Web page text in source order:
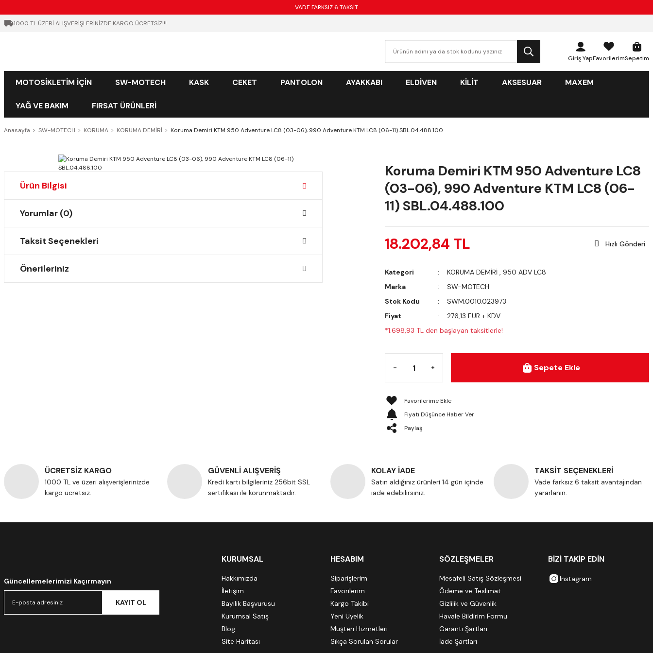
VADE FARKSIZ 6 TAKSİT
1000 TL ÜZERİ ALIŞVERİŞLERİNİZDE KARGO ÜCRETSİZ!!!
Giriş YapFavorilerimSepetim
MOTOSİKLETİM İÇİN SW-MOTECH KASK CEKET PANTOLON AYAKKABI ELDİVEN KİLİT AKSESUAR MAXEM
YAĞ VE BAKIM FIRSAT ÜRÜNLERİ
Anasayfa SW-MOTECH KORUMA KORUMA DEMİRİ Koruma Demiri KTM 950 Adventure LC8 (03-06), 990 Adventure KTM LC8 (06-11) SBL.04.488.100
Ürün Bilgisi
Yorumlar (0)
Taksit Seçenekleri
Önerileriniz
Koruma Demiri KTM 950 Adventure LC8
(03-06), 990 Adventure KTM LC8 (06-
11) SBL.04.488.100
18.202,84 TL Hızlı Gönderi
Kategori KORUMA DEMİRİ , 950 ADV LC8
Marka
SW-MOTECH
Stok Kodu
SWM.0010.023973
Fiyat
276,13 EUR + KDV
*1.698,93 TL den başlayan taksitlerle!
Sepete Ekle
Fiyatı Düşünce Haber Ver
Paylaş
ÜCRETSİZ KARGO
1000 TL ve üzeri alışverişlerinizde
kargo ücretsiz.
GÜVENLİ ALIŞVERİŞ
Kredi kartı bilgileriniz 256bit SSL
sertifikası ile korunmaktadır.
KOLAY İADE
Satın aldığınız ürünleri 14 gün içinde
iade edebilirsiniz.
TAKSİT SEÇENEKLERİ
Vade farksız 6 taksit avantajından
yararlanın.
Güncellemelerimizi Kaçırmayın
KAYIT OL
KURUMSAL
Hakkımızda
İletişim
Bayilik Başvurusu
Kurumsal Satış
Blog
Site Haritası
HESABIM
Siparişlerim
Favorilerim
Kargo Takibi
Yeni Üyelik
Müşteri Hizmetleri
Sıkça Sorulan Sorular
SÖZLEŞMELER
Mesafeli Satış Sözleşmesi
Ödeme ve Teslimat
Gizlilik ve Güvenlik
Havale Bildirim Formu
Garanti Şartları
İade Şartları
BİZİ TAKİP EDİN
Instagram